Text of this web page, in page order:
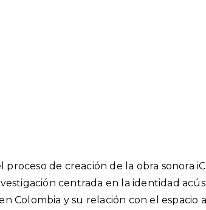
de creación de la obra sonora
centrada en la identidad
Colombia y su relación con el espacio